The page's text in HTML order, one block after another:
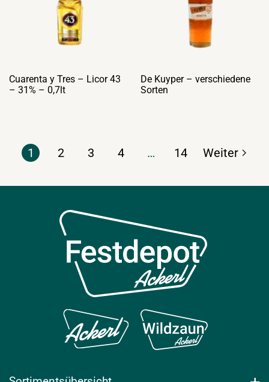
Cuarenta y Tres – Licor 43
– 31% – 0,7lt
De Kuyper – verschiedene
Sorten
1 2 3 4 … 14